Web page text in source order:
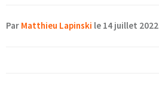
Par Matthieu Lapinski le 14 juillet 2022